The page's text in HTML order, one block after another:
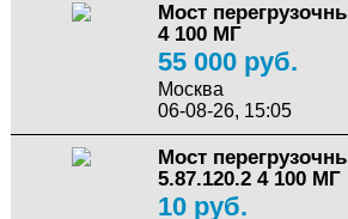
Мост
4 100 МГ
55 000 руб.
Москва
06-08-26, 15:05
Мост
5.87.120.2 4 100 МГ
10 руб.